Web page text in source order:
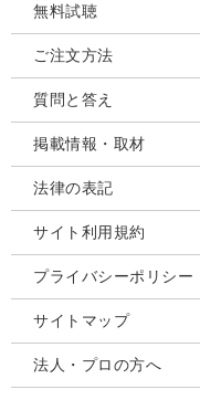
無料試聴
ご注文方法
質問と答え
掲載情報・取材
法律の表記
サイト利用規約
プライバシーポリシー
サイトマップ
法人・プロの方へ